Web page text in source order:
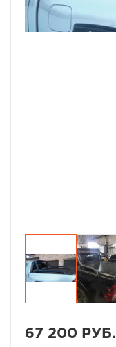
67 200 РУБ.